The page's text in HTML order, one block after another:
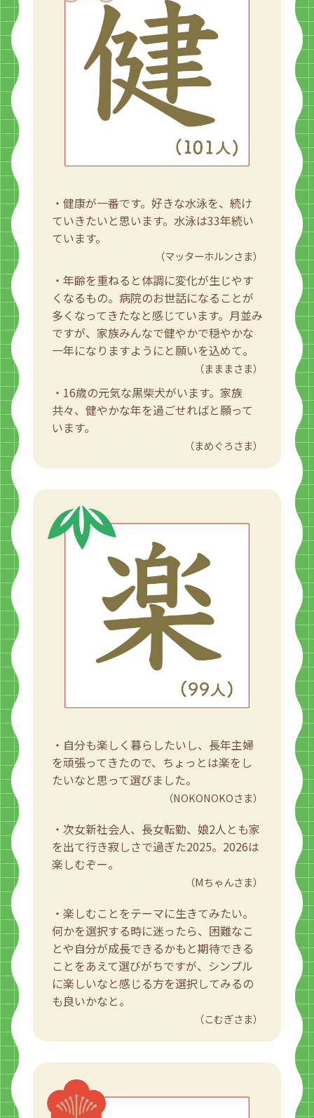
・健康が一番です。好きな水泳を、続け
ていきたいと思います。水泳は33年続い
ています。
（マッターホルンさま）
・年齢を重ねると体調に変化が生じやす
くなるもの。病院のお世話になることが
多くなってきたなと感じています。月並み
ですが、家族みんなで健やかで穏やかな
一年になりますようにと願いを込めて。
（まままさま）
・16歳の元気な黒柴犬がいます。家族
共々、健やかな年を過ごせればと願って
います。
（まめぐろさま）
・自分も楽しく暮らしたいし、長年主婦
を頑張ってきたので、ちょっとは楽をし
たいなと思って選びました。
（NOKONOKOさま）
・次女新社会人、長女転勤、娘2人とも家
を出て行き寂しさで過ぎた2025。2026は
楽しむぞー。
（Mちゃんさま）
・楽しむことをテーマに生きてみたい。
何かを選択する時に迷ったら、困難なこ
とや自分が成長できるかもと期待できる
ことをあえて選びがちですが、シンプル
に楽しいなと感じる方を選択してみるの
も良いかなと。
（こむぎさま）